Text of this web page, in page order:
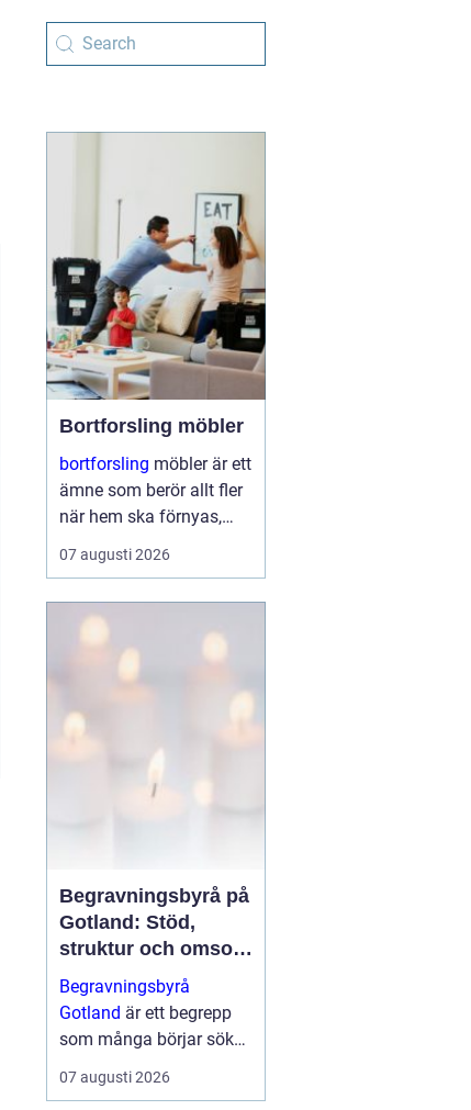
Bortforsling möbler
bortforsling möbler är ett
ämne som berör allt fler
när hem ska förnyas,
förråd rensas eller flyttar
planeras. Många
utrangerade soffor,
sängar och tunga...
07 augusti 2026
Begravningsbyrå på
Gotland: Stöd,
struktur och omsorg
genom hela
avskedet
Begravningsbyrå
Gotland är ett begrepp
som många börjar söka
på i samma stund som
sorgen slår till och
07 augusti 2026